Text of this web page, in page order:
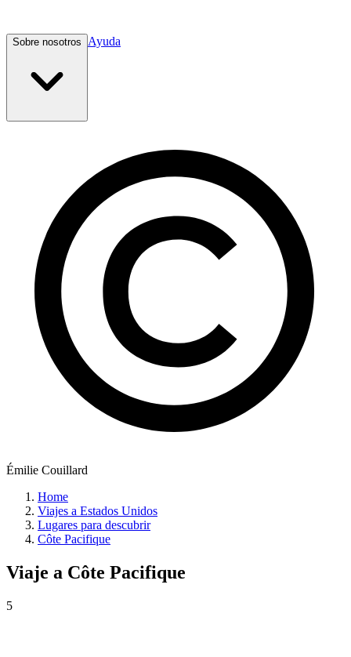
Sobre nosotros Ayuda
Émilie Couillard
Home
Viajes a Estados Unidos
Lugares para descubrir
Côte Pacifique
Viaje a Côte Pacifique
5